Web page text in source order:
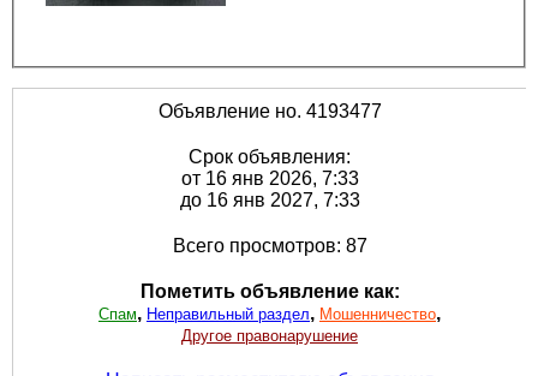
Объявление но. 4193477
Срок объявления:
от 16 янв 2026, 7:33
до 16 янв 2027, 7:33
Всего просмотров: 87
Пометить объявление как:
Спам, Неправильный раздел, Мошенничество,
Другое правонарушение